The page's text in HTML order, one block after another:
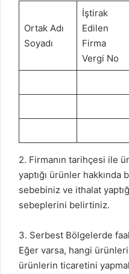
Ortak Adı
Soyadı
İştirak
Edilen
Firma
Vergi No
2. Firmanın tarihçesi ile
yaptığı ürünler
sebebiniz ve ithalat
sebeplerini belirtiniz.
3. Serbest Bölgelerde
Eğer varsa, hangi
ürünlerin ticaretini